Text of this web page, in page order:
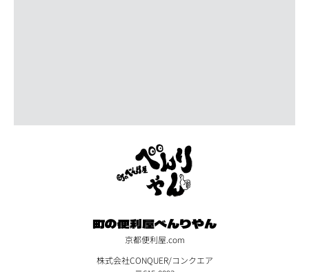
町の便利屋べんりやん
京都便利屋.com
株式会社CONQUER/コンクエア